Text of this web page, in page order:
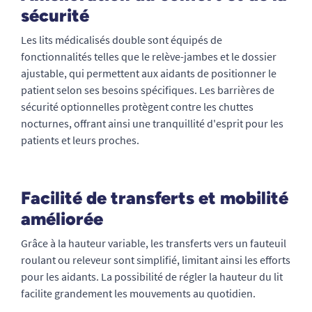
sécurité
Les lits médicalisés double sont équipés de
fonctionnalités telles que le relève-jambes et le dossier
ajustable, qui permettent aux aidants de positionner le
patient selon ses besoins spécifiques. Les barrières de
sécurité optionnelles protègent contre les chuttes
nocturnes, offrant ainsi une tranquillité d'esprit pour les
patients et leurs proches.
Facilité de transferts et mobilité
améliorée
Grâce à la hauteur variable, les transferts vers un fauteuil
roulant ou releveur sont simplifié, limitant ainsi les efforts
pour les aidants. La possibilité de régler la hauteur du lit
facilite grandement les mouvements au quotidien.